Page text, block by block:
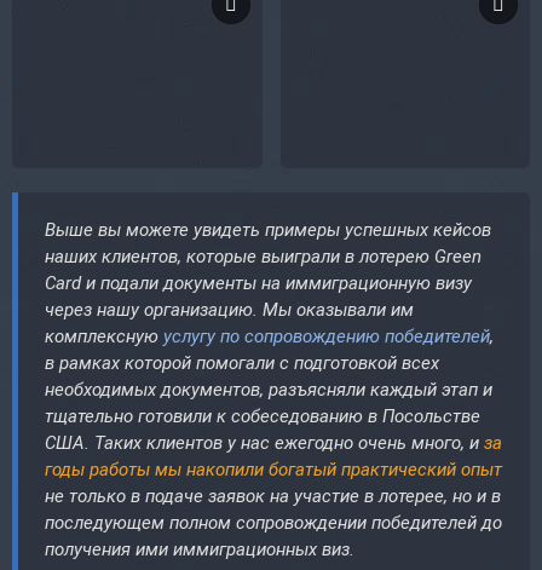
Выше вы можете увидеть примеры успешных кейсов
наших клиентов, которые выиграли в лотерею Green
Card и подали документы на иммиграционную визу
через нашу организацию. Мы оказывали им
комплексную услугу по сопровождению победителей,
в рамках которой помогали с подготовкой всех
необходимых документов, разъясняли каждый этап и
тщательно готовили к собеседованию в Посольстве
США. Таких клиентов у нас ежегодно очень много, и за
годы работы мы накопили богатый практический опыт
не только в подаче заявок на участие в лотерее, но и в
последующем полном сопровождении победителей до
получения ими иммиграционных виз.